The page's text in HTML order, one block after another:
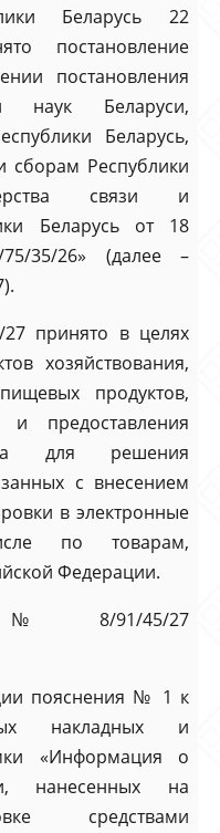
Беларусь 22
постановление
постановления
наук Беларуси,
Беларусь,
сборам Республики
связи и
Беларусь от 18
35/26» (далее –
принято в целях
хозяйствования,
продуктов,
предоставления
для решения
с внесением
в электронные
по товарам,
Федерации.
№ 8/91/45/27
пояснения № 1 к
накладных и
«Информация о
нанесенных на
средствами